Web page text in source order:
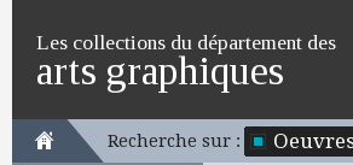
Les collections du département des
arts graphiques
Recherche sur :